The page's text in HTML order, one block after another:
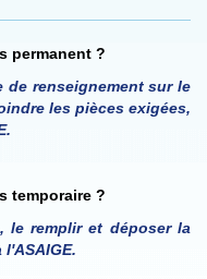
permanent ?
de renseignement sur le
les pièces exigées,
temporaire ?
le remplir et déposer la